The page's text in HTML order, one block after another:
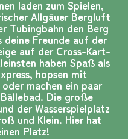
laden zum Spielen,
Allgäuer Bergluft
Tubingbahn den Berg
deine Freunde auf der
auf der Cross-Kart-
haben Spaß als
hopsen mit
machen ein paar
Die große
der Wasserspielplatz
und Klein. Hier hat
Platz!